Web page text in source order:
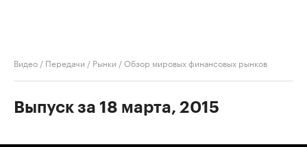
Видео / Передачи / Рынки /Обзор мировых финансовых рынков
Выпуск за 18 марта, 2015